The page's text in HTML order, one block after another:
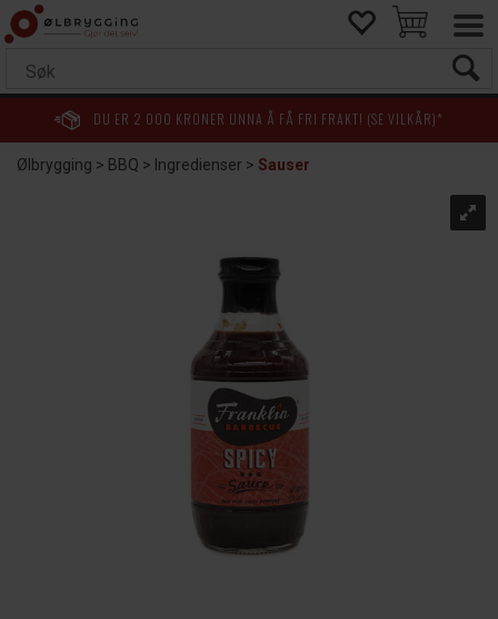
DU ER 2 000 KRONER UNNA Å FÅ FRI FRAKT! (SE VILKÅR)*
Ølbrygging>BBQ> Ingredienser>Sauser